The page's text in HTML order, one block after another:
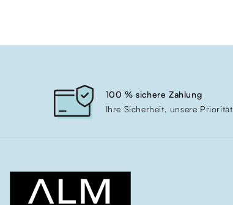
100 % sichere Zahlung
Ihre Sicherheit, unsere Priorität